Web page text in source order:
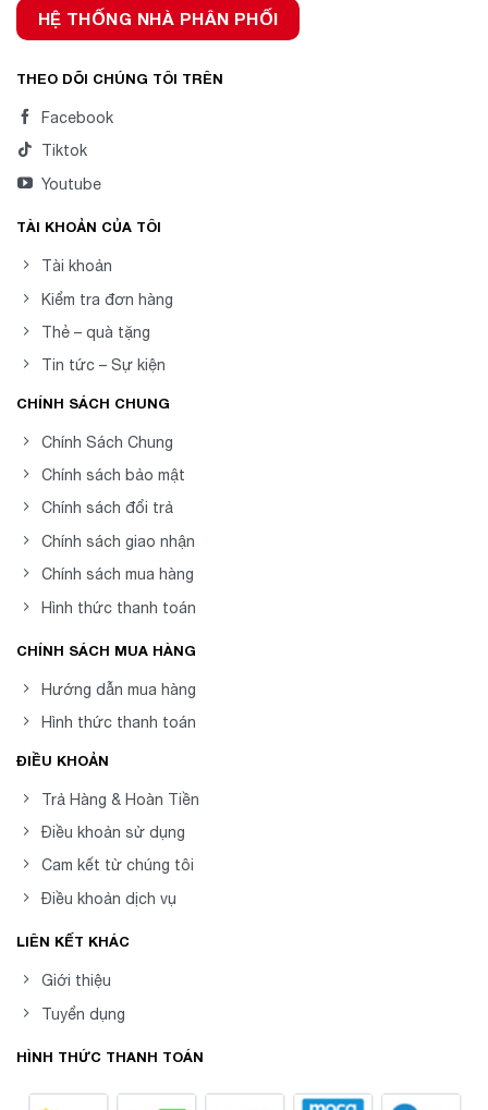
HỆ THỐNG NHÀ PHÂN PHỐI
THEO DÕI CHÚNG TÔI TRÊN
Facebook
Tiktok
Youtube
TÀI KHOẢN CỦA TÔI
Tài khoản
Kiểm tra đơn hàng
Thẻ – quà tặng
Tin tức – Sự kiện
CHÍNH SÁCH CHUNG
Chính Sách Chung
Chính sách bảo mật
Chính sách đổi trả
Chính sách giao nhận
Chính sách mua hàng
Hình thức thanh toán
CHÍNH SÁCH MUA HÀNG
Hướng dẫn mua hàng
Hình thức thanh toán
ĐIỀU KHOẢN
Trả Hàng & Hoàn Tiền
Điều khoản sử dụng
Cam kết từ chúng tôi
Điều khoản dịch vụ
LIÊN KẾT KHÁC
Giới thiệu
Tuyển dụng
HÌNH THỨC THANH TOÁN